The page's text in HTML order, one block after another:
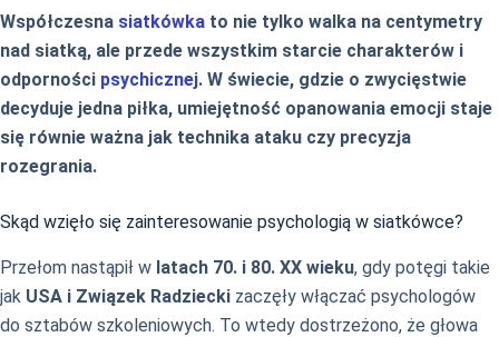
Współczesna siatkówka to nie tylko walka na centymetry
nad siatką, ale przede wszystkim starcie charakterów i
odporności psychicznej. W świecie, gdzie o zwycięstwie
decyduje jedna piłka, umiejętność opanowania emocji staje
się równie ważna jak technika ataku czy precyzja
rozegrania.
Skąd wzięło się zainteresowanie psychologią w siatkówce?
Przełom nastąpił w latach 70. i 80. XX wieku, gdy potęgi takie
jak USA i Związek Radziecki zaczęły włączać psychologów
do sztabów szkoleniowych. To wtedy dostrzeżono, że głowa